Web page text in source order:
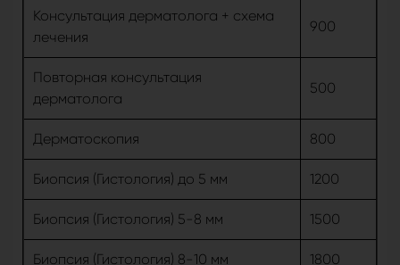
Консультация дерматолога + схема
лечения
900
Повторная консультация
дерматолога
500
Дерматоскопия 800
Биопсия (Гистология) до 5 мм 1200
Биопсия (Гистология) 5-8 мм 1500
Биопсия (Гистология) 8-10 мм 1800